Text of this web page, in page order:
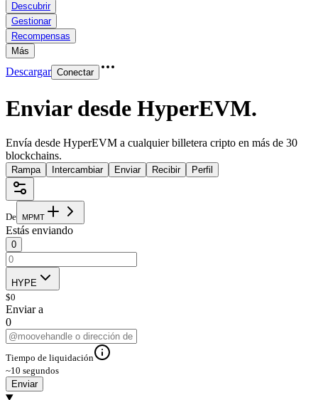
Descubrir
Gestionar
Recompensas
Más
Descargar Conectar
Enviar desde HyperEVM.
Envía desde HyperEVM a cualquier billetera cripto en más de 30
blockchains.
Rampa Intercambiar Enviar Recibir Perfil
De MPMT
Estás enviando
0
HYPE
$0
Enviar a
0
Tiempo de liquidación
~10 segundos
Enviar